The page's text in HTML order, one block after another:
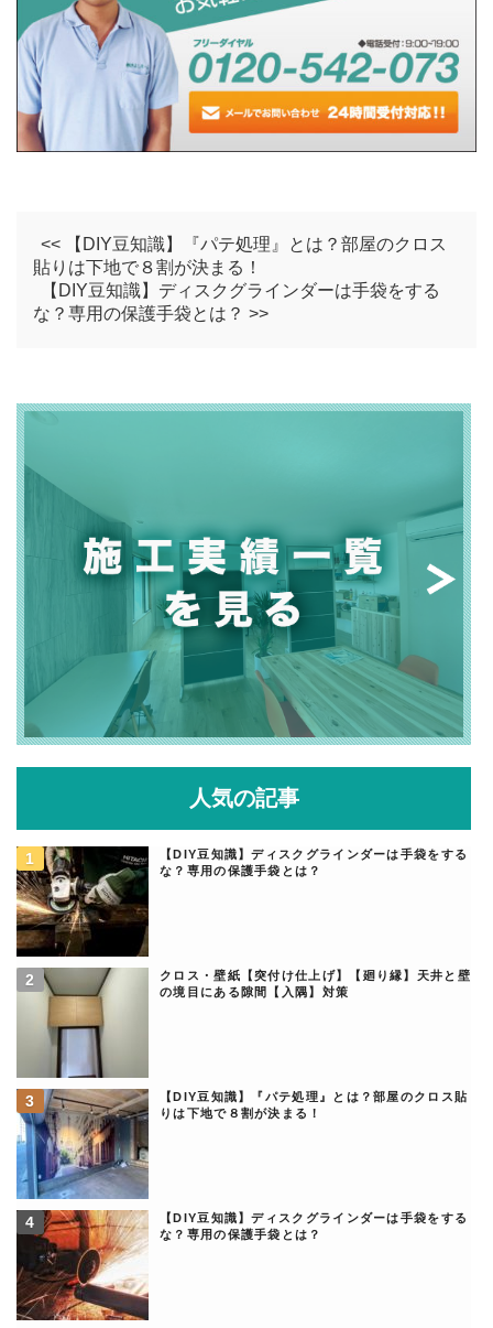
<< 【DIY豆知識】『パテ処理』とは？部屋のクロス
貼りは下地で８割が決まる！
【DIY豆知識】ディスクグラインダーは手袋をする
な？専用の保護手袋とは？ >>
人気の記事
【DIY豆知識】ディスクグラインダーは手袋をする
な？専用の保護手袋とは？
クロス・壁紙【突付け仕上げ】【廻り縁】天井と壁
の境目にある隙間【入隅】対策
【DIY豆知識】『パテ処理』とは？部屋のクロス貼
りは下地で８割が決まる！
【DIY豆知識】ディスクグラインダーは手袋をする
な？専用の保護手袋とは？